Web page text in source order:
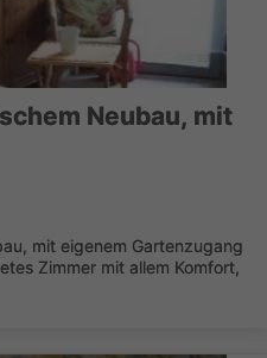
Neubau, mit
mit eigenem Gartenzugang
Zimmer mit allem Komfort,